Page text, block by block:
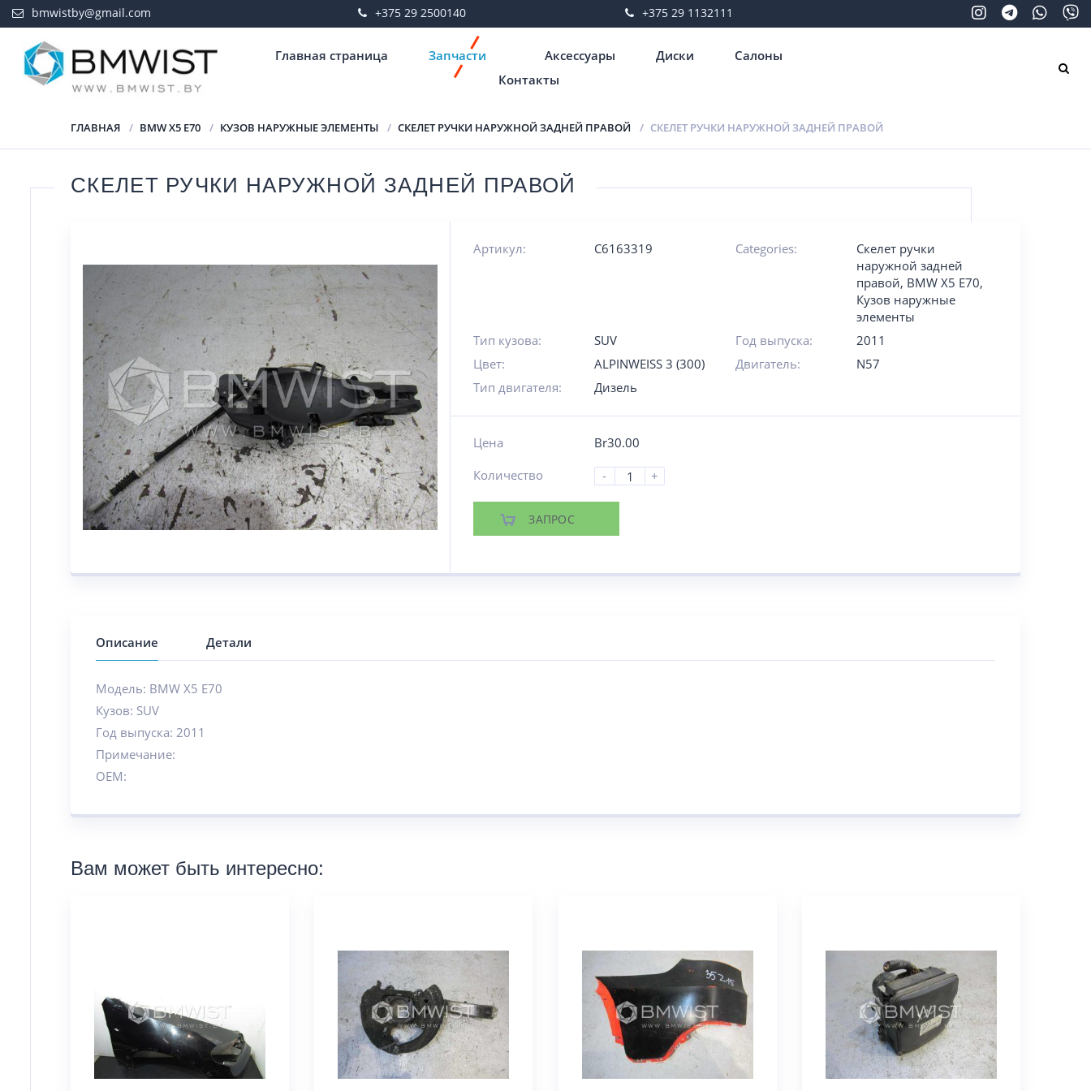
bmwistby@gmail.com +375 29 2500140 +375 29 1132111
Главная страница Запчасти Аксессуары Диски
Салоны
Контакты
ГЛАВНАЯ BMW X5 E70 КУЗОВ НАРУЖНЫЕ ЭЛЕМЕНТЫ СКЕЛЕТ РУЧКИ НАРУЖНОЙ ЗАДНЕЙ ПРАВОЙ СКЕЛЕТ РУЧКИ НАРУЖНОЙ ЗАДНЕЙ ПРАВОЙ
СКЕЛЕТ РУЧКИ НАРУЖНОЙ ЗАДНЕЙ ПРАВОЙ
Артикул: C6163319 Categories:
Скелет ручки
наружной задней
правой, BMW X5 E70,
Кузов наружные
элементы
Тип кузова:
SUV Год выпуска:
2011
Цвет:
ALPINWEISS 3 (300) Двигатель:
N57
Тип двигателя:
Дизель
Цена Br30.00
Количество
- +
ЗАПРОС
Описание Детали
Модель: BMW X5 E70
Кузов: SUV
Год выпуска: 2011
Примечание:
OEM:
Вам может быть интересно: